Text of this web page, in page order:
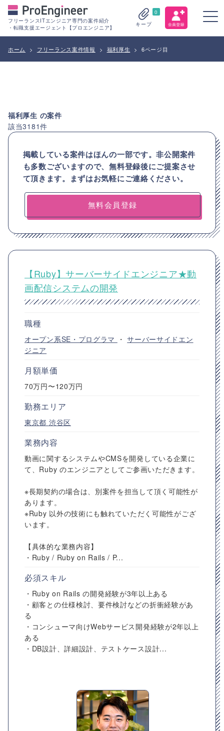
フリーランスITエンジニア専門の案件紹介
・転職支援エージェント【プロエンジニア】
0
キープ
ホーム > フリーランス案件情報 > 福利厚生 > 6ページ目
福利厚生 の案件
該当3181件
掲載している案件はほんの一部です。非公開案件
も多数ございますので、無料登録後にご提案させ
て頂きます。まずはお気軽にご連絡ください。
無料会員登録
【Ruby】サーバーサイドエンジニア★動
画配信システムの開発
職種
オープン系SE・プログラマ ・サーバーサイドエン
ジニア
月額単価
70万円〜120万円
勤務エリア
東京都 渋谷区
業務内容
動画に関するシステムやCMSを開発している企業に
て、Ruby のエンジニアとしてご参画いただきます。
※長期契約の場合は、別案件を担当して頂く可能性が
あります。
※Ruby 以外の技術にも触れていただく可能性がござ
います。
【具体的な業務内容】
・Ruby / Ruby on Rails / P...
必須スキル
・Ruby on Rails の開発経験が3年以上ある
・顧客との仕様検討、要件検討などの折衝経験があ
る
・コンシューマ向けWebサービス開発経験が2年以上
ある
・DB設計、詳細設計、テストケース設計...